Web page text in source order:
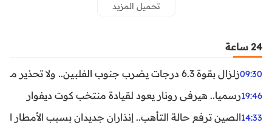
تحميل المزيد
24 ساعة
09:30زلزال بقوة 6.3 درجات يضرب جنوب الفلبين.. ولا تحذير من تسونامي حتى الآن
19:46رسميا.. هيرفي رونار يعود لقيادة منتخب كوت ديفوار
14:33الصين ترفع حالة التأهب.. إنذاران جديدان بسبب الأمطار